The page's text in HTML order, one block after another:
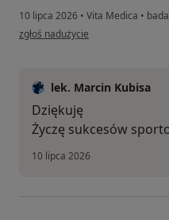
10 lipca 2026 • Vita Medica •
w opinii użytkownika Agnieszka
zgłoś nadużycie
lek. Marcin Kubisa
Dziękuję
Życzę sukcesów
10 lipca 2026